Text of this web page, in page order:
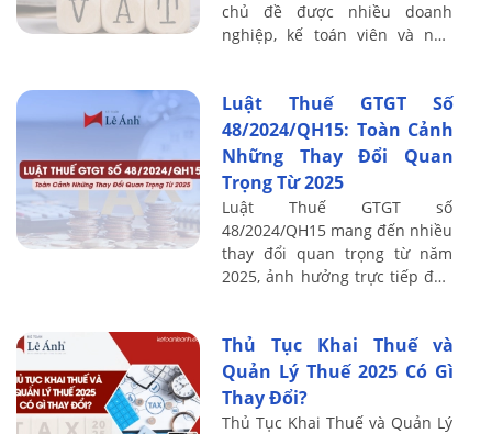
chủ đề được nhiều doanh
nghiệp, kế toán viên và nhà
tục cập nhật. Qua ...
Luật Thuế GTGT Số
48/2024/QH15: Toàn Cảnh
Những Thay Đổi Quan
Trọng Từ 2025
Luật Thuế GTGT số
48/2024/QH15 mang đến nhiều
thay đổi quan trọng từ năm
2025, ảnh hưởng trực tiếp đến
tích toàn cảnh, ...
Thủ Tục Khai Thuế và
Quản Lý Thuế 2025 Có Gì
Thay Đổi?
Thủ Tục Khai Thuế và Quản Lý